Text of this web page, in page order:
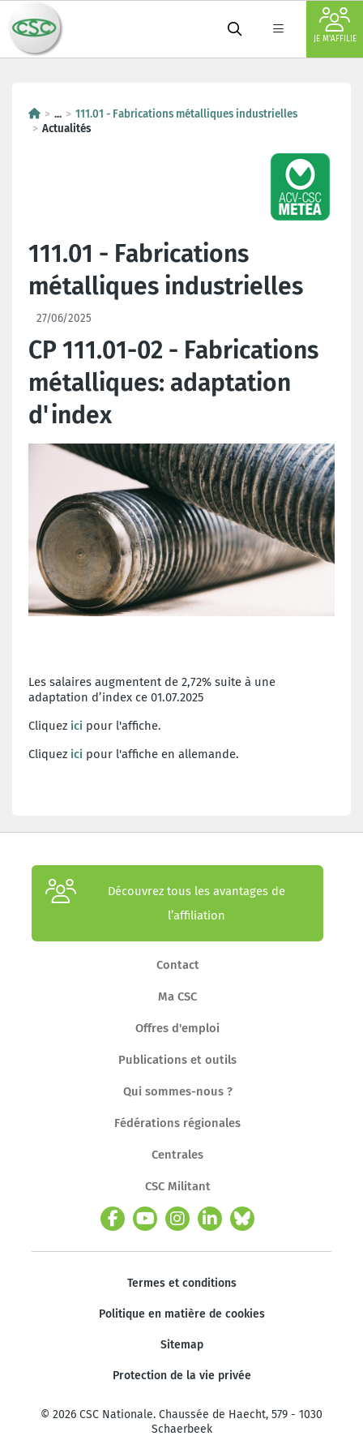
JE M'AFFILIE
...
111.01 - Fabrications métalliques industrielles
Actualités
111.01 - Fabrications
métalliques industrielles
27/06/2025
CP 111.01-02 - Fabrications
métalliques: adaptation
d'index
Les salaires augmentent de 2,72% suite à une
adaptation d’index ce 01.07.2025
Cliquez ici pour l'affiche.
Cliquez ici pour l'affiche en allemande.
Découvrez tous les avantages de
l’affiliation
Contact
Ma CSC
Offres d'emploi
Publications et outils
Qui sommes-nous ?
Fédérations régionales
Centrales
CSC Militant
Termes et conditions
Politique en matière de cookies
Sitemap
Protection de la vie privée
© 2026 CSC Nationale. Chaussée de Haecht, 579 - 1030
Schaerbeek